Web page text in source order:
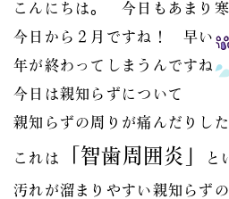
こんにちは。 今日もあまり
今日から２月ですね！ 早い
年が終わってしまうんですね
今日は親知らずについて
親知らずの周りが痛んだりし
これは 「智歯周囲炎」 と
汚れが溜まりやすい親知らず